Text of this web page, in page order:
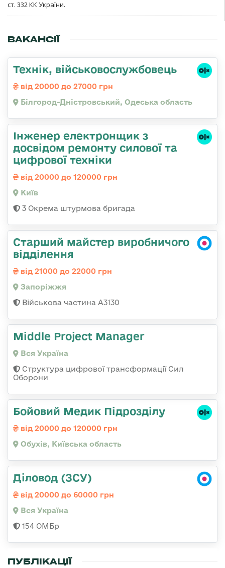
ст. 332 КК України.
ВАКАНСІЇ
Технік, військовослужбовець
від 20000 до 27000 грн
Білгород-Дністровський, Одеська область
Інженер електронщик з
досвідом ремонту силової та
цифрової техніки
від 20000 до 120000 грн
Київ
3 Окрема штурмова бригада
Старший майстер виробничого
відділення
від 21000 до 22000 грн
Запоріжжя
Військова частина А3130
Middle Project Manager
Вся Україна
Структура цифрової трансформації Сил
Оборони
Бойовий Медик Підрозділу
від 20000 до 120000 грн
Обухів, Київська область
Діловод (ЗСУ)
від 20000 до 60000 грн
Вся Україна
154 ОМБр
ПУБЛІКАЦІЇ